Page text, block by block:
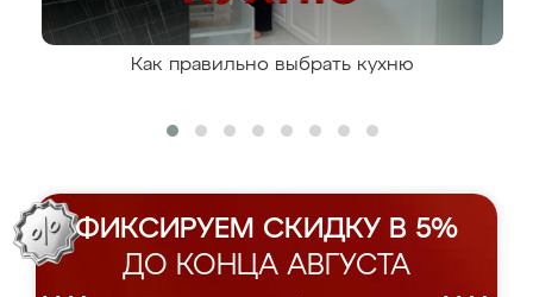
Как правильно выбрать кухню
ФИКСИРУЕМ СКИДКУ В 5%
ДО КОНЦА АВГУСТА